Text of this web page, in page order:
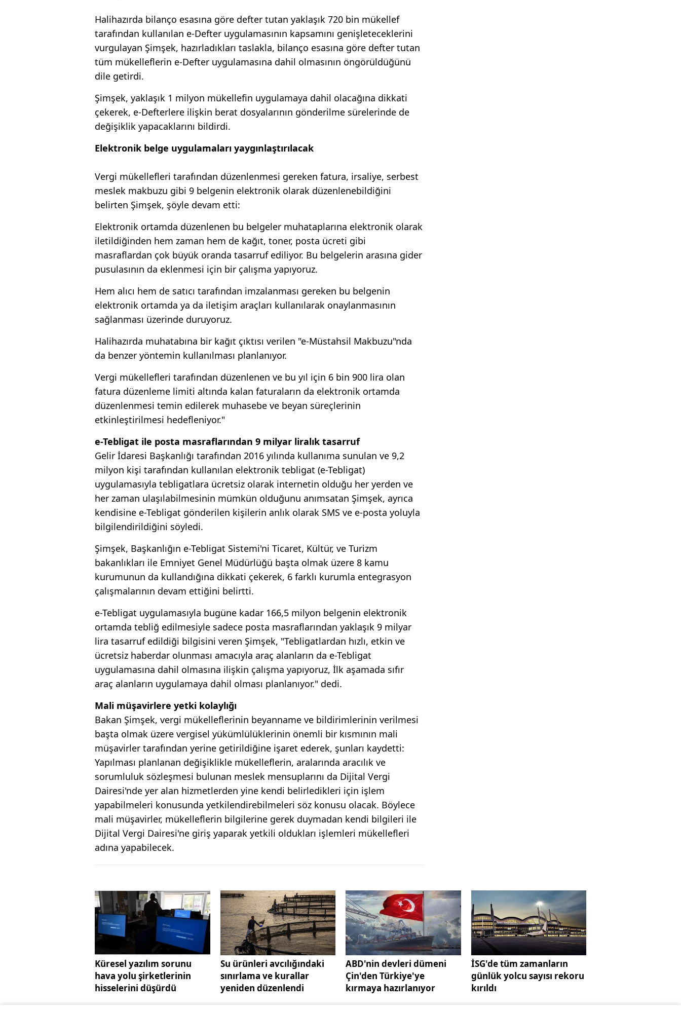
Halihazırda bilanço esasına göre defter tutan yaklaşık 720 bin mükellef
tarafından kullanılan e-Defter uygulamasının kapsamını genişleteceklerini
vurgulayan Şimşek, hazırladıkları taslakla, bilanço esasına göre defter tutan
tüm mükelleflerin e-Defter uygulamasına dahil olmasının öngörüldüğünü
dile getirdi.
Şimşek, yaklaşık 1 milyon mükellefin uygulamaya dahil olacağına dikkati
çekerek, e-Defterlere ilişkin berat dosyalarının gönderilme sürelerinde de
değişiklik yapacaklarını bildirdi.
Elektronik belge uygulamaları yaygınlaştırılacak
Vergi mükellefleri tarafından düzenlenmesi gereken fatura, irsaliye, serbest
meslek makbuzu gibi 9 belgenin elektronik olarak düzenlenebildiğini
belirten Şimşek, şöyle devam etti:
Elektronik ortamda düzenlenen bu belgeler muhataplarına elektronik olarak
iletildiğinden hem zaman hem de kağıt, toner, posta ücreti gibi
masraflardan çok büyük oranda tasarruf ediliyor. Bu belgelerin arasına gider
pusulasının da eklenmesi için bir çalışma yapıyoruz.
Hem alıcı hem de satıcı tarafından imzalanması gereken bu belgenin
elektronik ortamda ya da iletişim araçları kullanılarak onaylanmasının
sağlanması üzerinde duruyoruz.
Halihazırda muhatabına bir kağıt çıktısı verilen "e-Müstahsil Makbuzu"nda
da benzer yöntemin kullanılması planlanıyor.
Vergi mükellefleri tarafından düzenlenen ve bu yıl için 6 bin 900 lira olan
fatura düzenleme limiti altında kalan faturaların da elektronik ortamda
düzenlenmesi temin edilerek muhasebe ve beyan süreçlerinin
etkinleştirilmesi hedefleniyor."
e-Tebligat ile posta masraflarından 9 milyar liralık tasarruf
Gelir İdaresi Başkanlığı tarafından 2016 yılında kullanıma sunulan ve 9,2
milyon kişi tarafından kullanılan elektronik tebligat (e-Tebligat)
uygulamasıyla tebligatlara ücretsiz olarak internetin olduğu her yerden ve
her zaman ulaşılabilmesinin mümkün olduğunu anımsatan Şimşek, ayrıca
kendisine e-Tebligat gönderilen kişilerin anlık olarak SMS ve e-posta yoluyla
bilgilendirildiğini söyledi.
Şimşek, Başkanlığın e-Tebligat Sistemi'ni Ticaret, Kültür, ve Turizm
bakanlıkları ile Emniyet Genel Müdürlüğü başta olmak üzere 8 kamu
kurumunun da kullandığına dikkati çekerek, 6 farklı kurumla entegrasyon
çalışmalarının devam ettiğini belirtti.
e-Tebligat uygulamasıyla bugüne kadar 166,5 milyon belgenin elektronik
ortamda tebliğ edilmesiyle sadece posta masraflarından yaklaşık 9 milyar
lira tasarruf edildiği bilgisini veren Şimşek, "Tebligatlardan hızlı, etkin ve
ücretsiz haberdar olunması amacıyla araç alanların da e-Tebligat
uygulamasına dahil olmasına ilişkin çalışma yapıyoruz, İlk aşamada sıfır
araç alanların uygulamaya dahil olması planlanıyor." dedi.
Mali müşavirlere yetki kolaylığı
Bakan Şimşek, vergi mükelleflerinin beyanname ve bildirimlerinin verilmesi
başta olmak üzere vergisel yükümlülüklerinin önemli bir kısmının mali
müşavirler tarafından yerine getirildiğine işaret ederek, şunları kaydetti:
Yapılması planlanan değişiklikle mükelleflerin, aralarında aracılık ve
sorumluluk sözleşmesi bulunan meslek mensuplarını da Dijital Vergi
Dairesi'nde yer alan hizmetlerden yine kendi belirledikleri için işlem
yapabilmeleri konusunda yetkilendirebilmeleri söz konusu olacak. Böylece
mali müşavirler, mükelleflerin bilgilerine gerek duymadan kendi bilgileri ile
Dijital Vergi Dairesi'ne giriş yaparak yetkili oldukları işlemleri mükellefleri
adına yapabilecek.
Küresel yazılım sorunu
hava yolu şirketlerinin
hisselerini düşürdü
Su ürünleri avcılığındaki
sınırlama ve kurallar
yeniden düzenlendi
ABD'nin devleri dümeni
Çin'den Türkiye'ye
kırmaya hazırlanıyor
İSG'de tüm zamanların
günlük yolcu sayısı rekoru
kırıldı